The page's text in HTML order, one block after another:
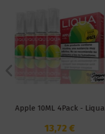
Apple 10ML 4Pack - Liqua
13,72 €